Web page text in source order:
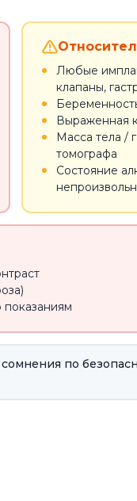
Любые
клапаны,
Выраженная
Масса тела /
томографа
Состояние
по